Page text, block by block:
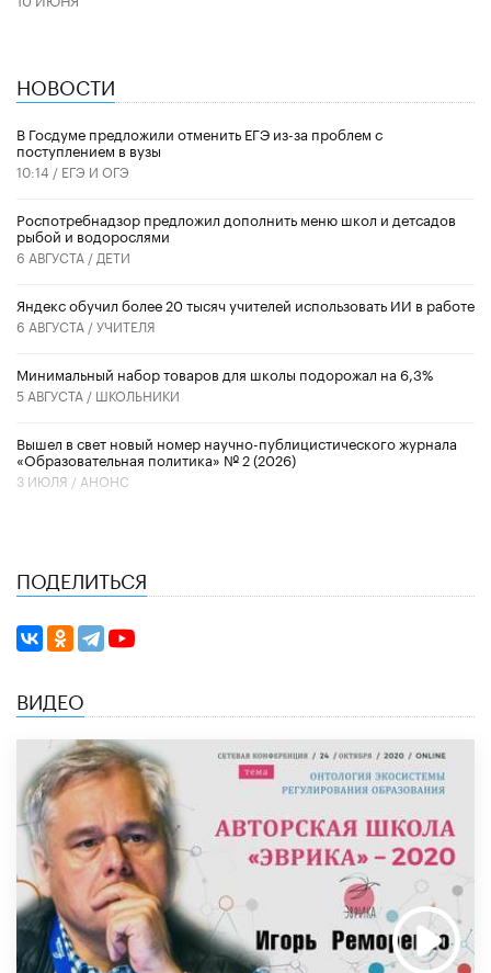
НОВОСТИ
В Госдуме предложили отменить ЕГЭ из-за проблем с
поступлением в вузы
10:14 / ЕГЭ И ОГЭ
Роспотребнадзор предложил дополнить меню школ и детсадов
рыбой и водорослями
6 АВГУСТА / ДЕТИ
​Яндекс обучил более 20 тысяч учителей использовать ИИ в работе
6 АВГУСТА /УЧИТЕЛЯ
Минимальный набор товаров для школы подорожал на 6,3%
5 АВГУСТА / ШКОЛЬНИКИ
Вышел в свет новый номер научно-публицистического журнала
«Образовательная политика» № 2 (2026)
3 ИЮЛЯ / АНОНС
ПОДЕЛИТЬСЯ
ВИДЕО